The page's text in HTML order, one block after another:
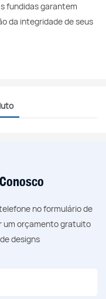
fundidas garantem
da integridade de seus
no formulário de
um orçamento gratuito
designs